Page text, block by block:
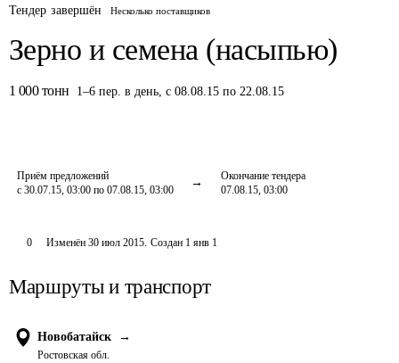
Тендер завершён Несколько поставщиков
Зерно и семена (насыпью)
1 000 тонн 1–6 пер. в день, с 08.08.15 по 22.08.15
Приём предложений
с 30.07.15, 03:00 по 07.08.15, 03:00
Окончание тендера
07.08.15, 03:00
0 Изменён 30 июл 2015. Создан 1 янв 1
Маршруты и транспорт
Новобатайск →
Ростовская обл.